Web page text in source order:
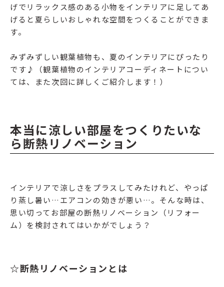
げでリラックス感のある小物をインテリアに足してあ
げると夏らしいおしゃれな空間をつくることができま
す。
みずみずしい観葉植物も、夏のインテリアにぴったり
です♪（観葉植物のインテリアコーディネートについ
ては、また次回に詳しくご紹介します！）
本当に涼しい部屋をつくりたいな
ら断熱リノベーション
インテリアで涼しさをプラスしてみたけれど、やっぱ
り蒸し暑い…エアコンの効きが悪い…。そんな時は、
思い切ってお部屋の断熱リノベーション（リフォー
ム）を検討されてはいかがでしょう？
☆断熱リノベーションとは